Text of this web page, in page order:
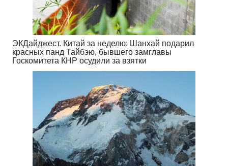
ЭКДайджест. Китай за неделю: Шанхай подарил
красных панд Тайбэю, бывшего замглавы
Госкомитета КНР осудили за взятки